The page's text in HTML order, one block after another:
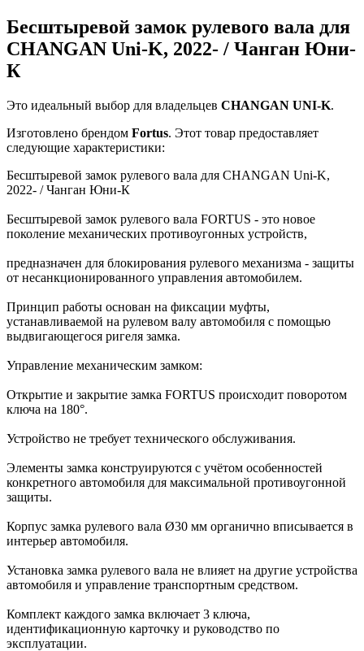
Бесштыревой замок рулевого вала для
CHANGAN Uni-K, 2022- / Чанган Юни-
К
Это идеальный выбор для владельцев CHANGAN UNI-K.
Изготовлено брендом Fortus. Этот товар предоставляет
следующие характеристики:
Бесштыревой замок рулевого вала для CHANGAN Uni-K,
2022- / Чанган Юни-К
Бесштыревой замок рулевого вала FORTUS - это новое
поколение механических противоугонных устройств,
предназначен для блокирования рулевого механизма - защиты
от несанкционированного управления автомобилем.
Принцип работы основан на фиксации муфты,
устанавливаемой на рулевом валу автомобиля с помощью
выдвигающегося ригеля замка.
Управление механическим замком:
Открытие и закрытие замка FORTUS происходит поворотом
ключа на 180°.
Устройство не требует технического обслуживания.
Элементы замка конструируются с учётом особенностей
конкретного автомобиля для максимальной противоугонной
защиты.
Корпус замка рулевого вала Ø30 мм органично вписывается в
интерьер автомобиля.
Установка замка рулевого вала не влияет на другие устройства
автомобиля и управление транспортным средством.
Комплект каждого замка включает 3 ключа,
идентификационную карточку и руководство по
эксплуатации.